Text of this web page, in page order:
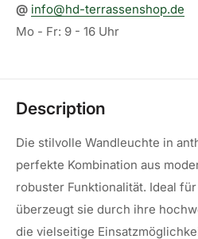
@ info@hd-terrassenshop.de
Mo - Fr: 9 - 16 Uhr
Description
Die stilvolle Wandleuchte in
perfekte Kombination aus
robuster Funktionalität. Ideal
überzeugt sie durch ihre
die vielseitige